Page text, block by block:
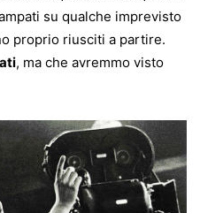
su qualche imprevisto
proprio riusciti a partire.
, ma che avremmo visto